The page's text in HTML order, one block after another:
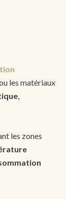
les matériaux
les zones